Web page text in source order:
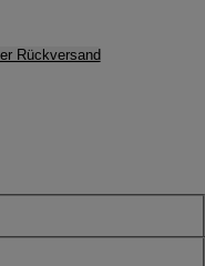
Rückversand